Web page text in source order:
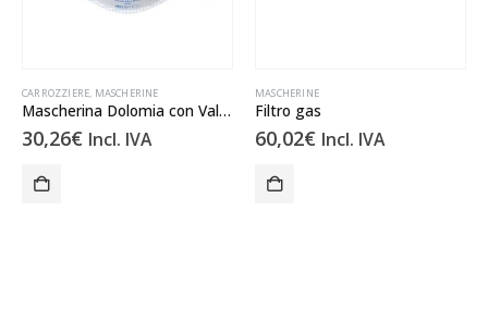
CARROZZIERE, MASCHERINE
Mascherina Dolomia con Valvola FFP3
30,26€ Incl. IVA
MASCHERINE
Filtro gas
60,02€ Incl. IVA